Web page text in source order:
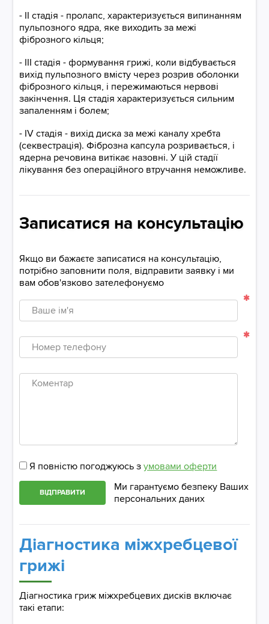
- II стадія - пролапс, характеризується випинанням
пульпозного ядра, яке виходить за межі
фіброзного кільця;
- III стадія - формування грижі, коли відбувається
вихід пульпозного вмісту через розрив оболонки
фіброзного кільця, і пережимаються нервові
закінчення. Ця стадія характеризується сильним
запаленням і болем;
- IV стадія - вихід диска за межі каналу хребта
(секвестрація). Фіброзна капсула розривається, і
ядерна речовина витікає назовні. У цій стадії
лікування без операційного втручання неможливе.
Записатися на консультацію
Якщо ви бажаєте записатися на консультацію,
потрібно заповнити поля, відправити заявку і ми
вам обов'язково зателефонуємо
Ваше
ім'я
Номер
телефону
Коментар
Я повністю погоджуюсь зумовами оферти
ВІДПРАВИТИ
Ми гарантуємо безпеку Ваших
персональних даних
Діагностика міжхребцевої
грижі
Діагностика гриж міжхребцевих дисків включає
такі етапи: